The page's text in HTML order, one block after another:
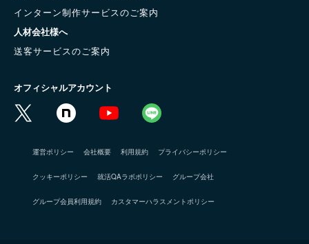
インターン制作サービスのご案内
人材会社様へ
送客サービスのご案内
オフィシャルアカウント
運営ポリシー 会社概要 利用規約 プライバシーポリシー
クッキーポリシー 就活QAラボポリシー グループ会社
グループ会員利用規約 カスタマーハラスメントポリシー